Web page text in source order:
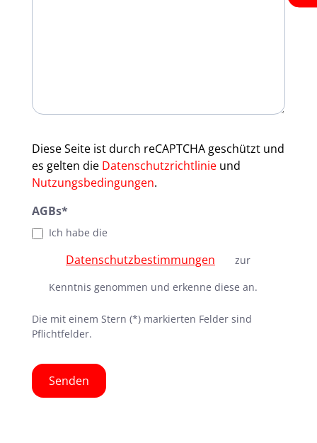
Diese Seite ist durch reCAPTCHA geschützt und
es gelten die Datenschutzrichtlinie und
Nutzungsbedingungen.
AGBs*
Ich habe die
Datenschutzbestimmungen
zur
Kenntnis genommen und erkenne diese an.
Die mit einem Stern (*) markierten Felder sind
Pflichtfelder.
Senden